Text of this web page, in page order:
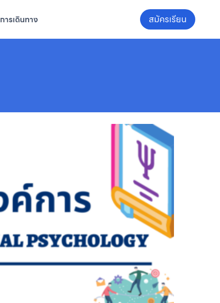
การเดินทาง สมัครเรียน